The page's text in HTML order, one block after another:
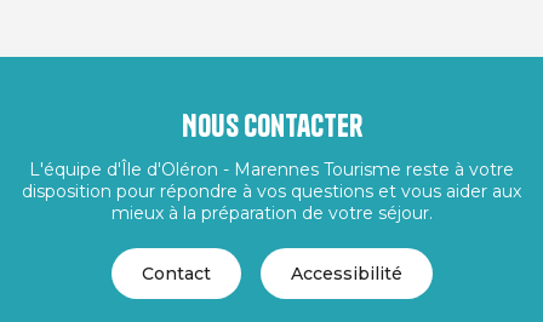
Nous contacter
L'équipe d'Île d'Oléron - Marennes Tourisme reste à votre
disposition pour répondre à vos questions et vous aider aux
mieux à la préparation de votre séjour.
Contact Accessibilité